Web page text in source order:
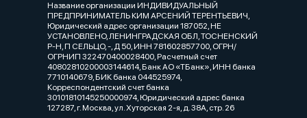
Название организации ИНДИВИДУАЛЬНЫЙ
ПРЕДПРИНИМАТЕЛЬ КИМ АРСЕНИЙ ТЕРЕНТЬЕВИЧ,
Юридический адрес организации 187052, НЕ
УСТАНОВЛЕНО, ЛЕНИНГРАДСКАЯ ОБЛ, ТОСНЕНСКИЙ
Р-Н, П СЕЛЬЦО, -, Д 50, ИНН 781602857700, ОГРН/
ОГРНИП 322470400028400, Расчетный счет
40802810200003144614, Банк АО «ТБанк», ИНН банка
7710140679, БИК банка 044525974,
Корреспондентский счет банка
30101810145250000974, Юридический адрес банка
127287, г. Москва, ул. Хуторская 2-я, д. 38А, стр. 26